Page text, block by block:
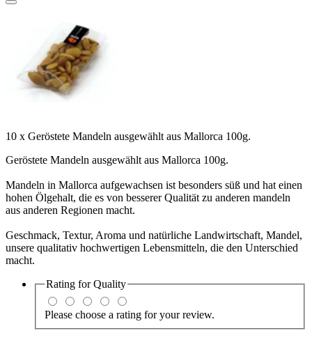
10 x Geröstete Mandeln ausgewählt aus Mallorca 100g.
Geröstete Mandeln ausgewählt aus Mallorca 100g.
Mandeln in Mallorca aufgewachsen ist besonders süß und hat einen
hohen Ölgehalt, die es von besserer Qualität zu anderen mandeln
aus anderen Regionen macht.
Geschmack, Textur, Aroma und natürliche Landwirtschaft, Mandel,
unsere qualitativ hochwertigen Lebensmitteln, die den Unterschied
macht.
Rating forQuality
Please choose a rating for your review.